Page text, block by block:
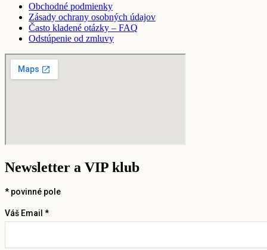
Obchodné podmienky
Zásady ochrany osobných údajov
Často kladené otázky – FAQ
Odstúpenie od zmluvy
Newsletter a VIP klub
* povinné pole
Váš Email *